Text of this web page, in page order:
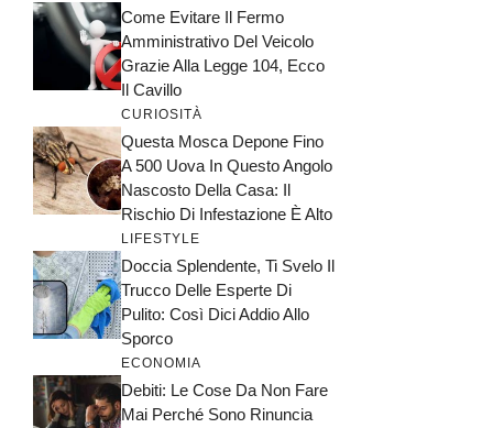
Come Evitare Il Fermo
Amministrativo Del Veicolo
Grazie Alla Legge 104, Ecco
Il Cavillo
CURIOSITÀ
Questa Mosca Depone Fino
A 500 Uova In Questo Angolo
Nascosto Della Casa: Il
Rischio Di Infestazione È Alto
LIFESTYLE
Doccia Splendente, Ti Svelo Il
Trucco Delle Esperte Di
Pulito: Così Dici Addio Allo
Sporco
ECONOMIA
Debiti: Le Cose Da Non Fare
Mai Perché Sono Rinuncia